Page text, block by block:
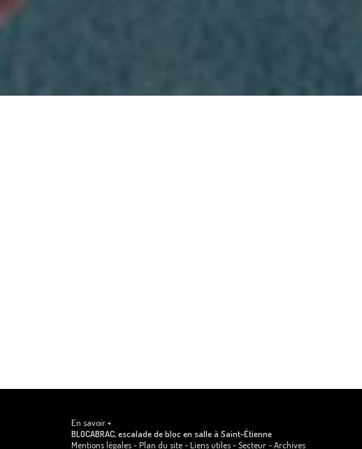
En savoir +
BLOCABRAC, escalade de bloc en salleà Saint-Étienne
Mentions légales-Plan du site-Liens utiles-Secteur-Archives